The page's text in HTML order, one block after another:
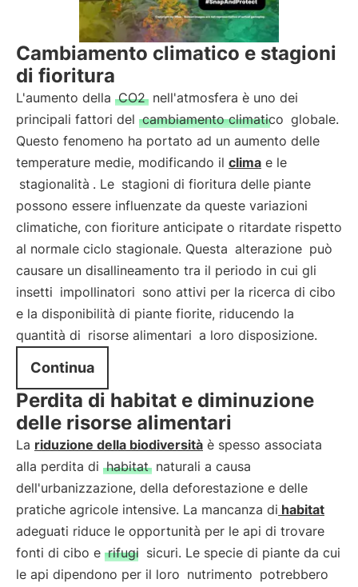
Cambiamento climatico e stagioni
di fioritura
L'aumento della CO2 nell'atmosfera è uno dei
principali fattori del cambiamento climatico globale.
Questo fenomeno ha portato ad un aumento delle
temperature medie, modificando il clima e le
stagionalità . Le stagioni di fioritura delle piante
possono essere influenzate da queste variazioni
climatiche, con fioriture anticipate o ritardate rispetto
al normale ciclo stagionale. Questa alterazione può
causare un disallineamento tra il periodo in cui gli
insetti impollinatori sono attivi per la ricerca di cibo
e la disponibilità di piante fiorite, riducendo la
quantità di risorse alimentari a loro disposizione.
Continua
Perdita di habitat e diminuzione
delle risorse alimentari
La riduzione della biodiversità è spesso associata
alla perdita di habitat naturali a causa
dell'urbanizzazione, della deforestazione e delle
pratiche agricole intensive. La mancanza di habitat
adeguati riduce le opportunità per le api di trovare
fonti di cibo e rifugi sicuri. Le specie di piante da cui
le api dipendono per il loro nutrimento potrebbero